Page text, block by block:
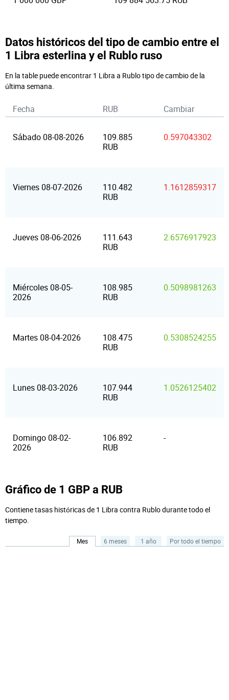
Datos históricos del tipo de cambio entre el
1 Libra esterlina y el Rublo ruso
En la table puede encontrar 1 Libra a Rublo tipo de cambio de la
última semana.
Fecha RUB Cambiar
Sábado 08-08-2026
109.885
RUB
0.597043302
Viernes 08-07-2026
110.482
RUB
1.1612859317
Jueves 08-06-2026
111.643
RUB
2.6576917923
Miércoles 08-05-
2026
108.985
RUB
0.5098981263
Martes 08-04-2026
108.475
RUB
0.5308524255
Lunes 08-03-2026
107.944
RUB
1.0526125402
Domingo 08-02-
2026
106.892
RUB
-
Gráfico de 1 GBP a RUB
Contiene tasas históricas de 1 Libra contra Rublo durante todo el
tiempo.
Mes 6 meses 1 año Por todo el tiempo